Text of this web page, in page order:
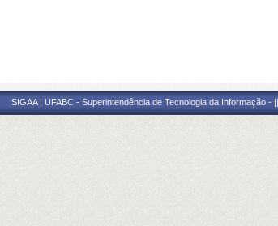
SIGAA | UFABC - Superintendência de Tecnologia da Informação